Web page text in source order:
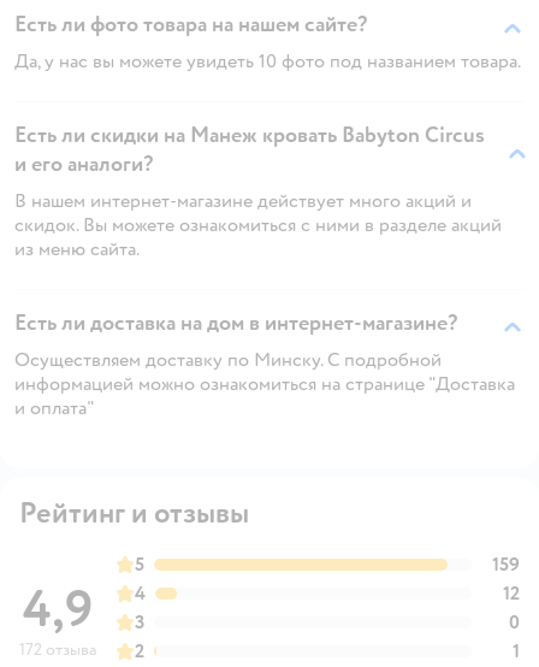
Есть ли фото товара на нашем сайте?
Да, у нас вы можете увидеть 10 фото под названием товара.
Есть ли скидки на Манеж кровать Babyton Circus
и его аналоги?
В нашем интернет-магазине действует много акций и
скидок. Вы можете ознакомиться с ними в разделе акций
из меню сайта.
Есть ли доставка на дом в интернет-магазине?
Осуществляем доставку по Минску. С подробной
информацией можно ознакомиться на странице "Доставка
и оплата"
Рейтинг и отзывы
4,9
172 отзыва
5
159
4
12
3
0
2
1